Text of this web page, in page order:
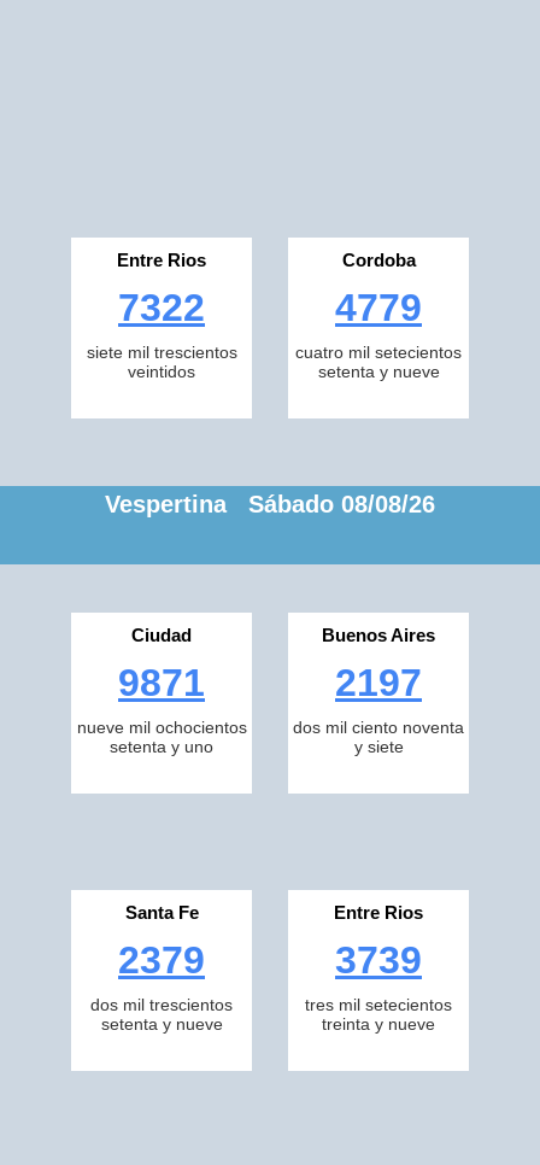
Entre Rios
7322
siete mil trescientos
veintidos
Cordoba
4779
cuatro mil setecientos
setenta y nueve
Vespertina Sábado 08/08/26
Ciudad
9871
nueve mil ochocientos
setenta y uno
Buenos Aires
2197
dos mil ciento noventa
y siete
Santa Fe
2379
dos mil trescientos
setenta y nueve
Entre Rios
3739
tres mil setecientos
treinta y nueve